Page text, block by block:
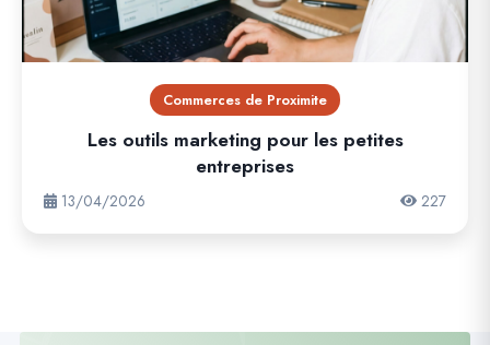
Commerces de Proximite
Les outils marketing pour les petites
entreprises
13/04/2026 227